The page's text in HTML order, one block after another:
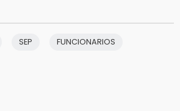
SEP FUNCIONARIOS